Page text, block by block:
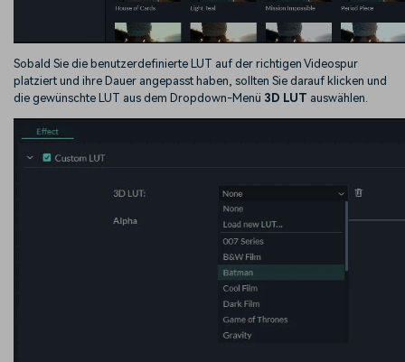
Sobald Sie die benutzerdefinierte LUT auf der richtigen Videospur
platziert und ihre Dauer angepasst haben, sollten Sie darauf klicken und
die gewünschte LUT aus dem Dropdown-Menü 3D LUT auswählen.